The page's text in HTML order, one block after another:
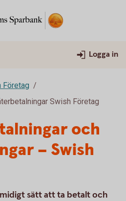
Logga in
Företag
Swish Företag
och
– Swish
sätt att ta betalt och